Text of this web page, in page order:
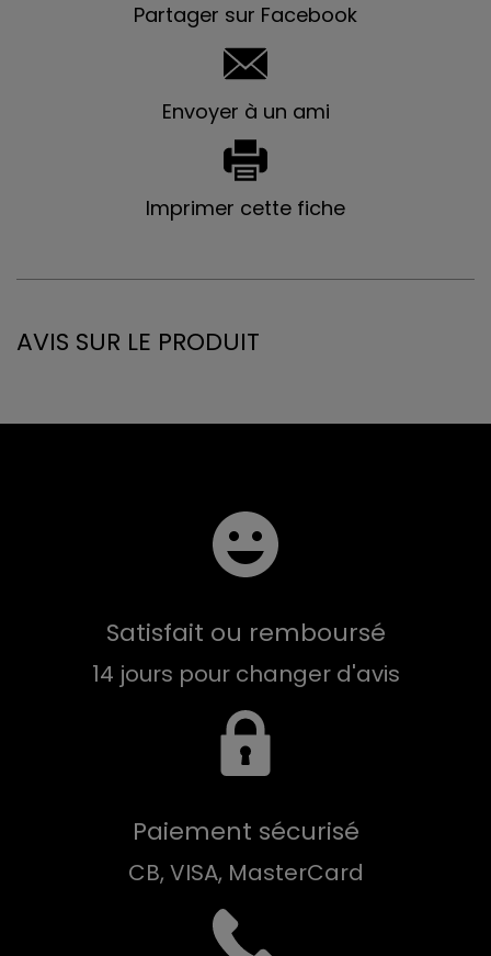
Partager sur Facebook
Envoyer à un ami
Imprimer cette fiche
AVIS SUR LE PRODUIT
Satisfait ou remboursé
14 jours pour changer d'avis
Paiement sécurisé
CB, VISA, MasterCard